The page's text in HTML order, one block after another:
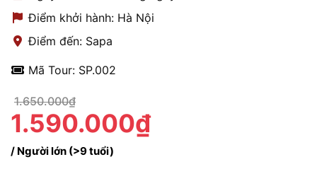
Điểm khởi hành: Hà Nội
Điểm đến: Sapa
Mã Tour: SP.002
1.650.000₫
1.590.000₫
/ Người lớn (>9 tuổi)